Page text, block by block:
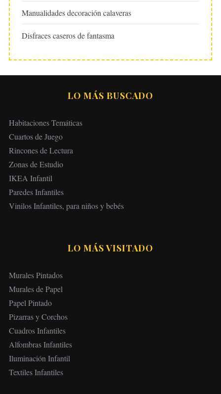
Manualidades decoración calaveras
Disfraces caseros de fantasma
LO MÁS BUSCADO
Habitaciones Temáticas
Cuartos de Juego
Rincones de Lectura
Zonas de Estudio
IKEA Infantil
Paredes Infantiles
Vinilos Infantiles, para niños y bebés
LO MÁS VISITADO
Murales Pintados
Murales de Papel
Papel Pintado
Pizarras y Corchos
Cuadros Infantiles
Alfombras Infantiles
Iluminación Infantil
Textiles Infantiles